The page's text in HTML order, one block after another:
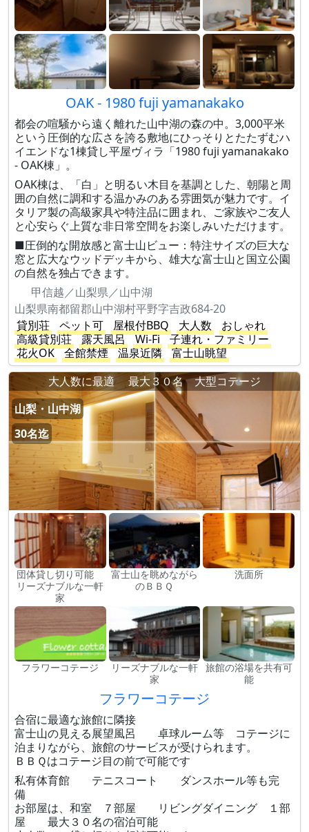
OAK - 1980 fuji yamanakako
都会の喧騒から遠く離れた山中湖の森の中。3,000平米
という圧倒的な広さを誇る敷地にひっそりとたたずむハ
イエンドな1棟貸し平屋ヴィラ「1980 fuji yamanakako
- OAK棟」。
OAK棟は、「白」と明るい木目を基調とした、朝陽と周
囲の自然に調和する温かみのある雰囲気が魅力です。イ
タリア製の高級家具や特注品に囲まれ、ご家族やご友人
と心安らぐ上質な非日常空間をお楽しみいただけます。
■圧倒的な開放感と富士山ビュー：特注サイズの巨大な
窓と広大なウッドデッキから、雄大な富士山と国立公園
の自然を独占できます。
甲信越／山梨県／山中湖
山梨県南都留郡山中湖村平野字吉政684-20
貸別荘
ペット可 屋根付BBQ 大人数
おしゃれ
高級貸別荘
露天風呂 Wi-Fi
子連れ・ファミリー
花火OK
全館禁煙 温泉近隣
富士山眺望
大人数に最適 最大３０名 大型コテージ
山梨・山中湖
30名迄
団体貸し切り可能
リーズナブルな一軒
家
富士山を眺めながら
のＢＢＱ
洗面所
フラワーコテージ
リーズナブルな一軒
家
旅館の浴場を共有可
能
フラワーコテージ
合宿に最適な旅館に隣接
富士山の見える展望風呂 卓球ルーム等 コテージに
泊まりながら、旅館のサービスが受けられます。
ＢＢＱはコテージ目の前で可能です
私有体育館 テニスコート ダンスホール等も完
備
お部屋は、和室 ７部屋 リビングダイニング １部
屋 最大３０名の宿泊可能